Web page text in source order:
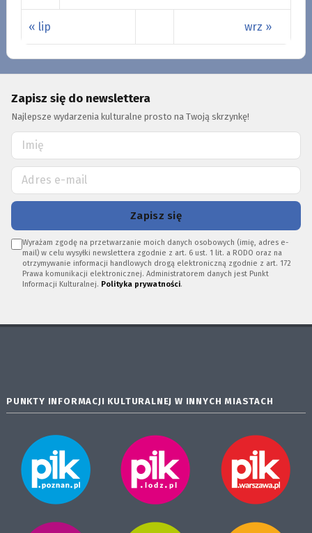
« lip wrz »
Zapisz się do newslettera
Najlepsze wydarzenia kulturalne prosto na Twoją skrzynkę!
Zapisz się
Wyrażam zgodę na przetwarzanie moich danych osobowych (imię, adres e-
mail) w celu wysyłki newslettera zgodnie z art. 6 ust. 1 lit. a RODO oraz na
otrzymywanie informacji handlowych drogą elektroniczną zgodnie z art. 172
Prawa komunikacji elektronicznej. Administratorem danych jest Punkt
Informacji Kulturalnej. Polityka prywatności.
PUNKTY INFORMACJI KULTURALNEJ W INNYCH MIASTACH